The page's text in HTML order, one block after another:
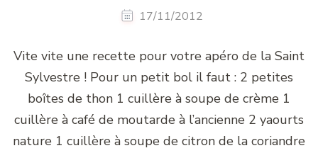
17/11/2012
Vite vite une recette pour votre apéro de la Saint
Sylvestre ! Pour un petit bol il faut : 2 petites
boîtes de thon 1 cuillère à soupe de crème 1
cuillère à café de moutarde à l’ancienne 2 yaourts
nature 1 cuillère à soupe de citron de la coriandre